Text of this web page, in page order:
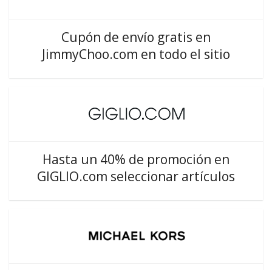
Cupón de envío gratis en
JimmyChoo.com en todo el sitio
Hasta un 40% de promoción en
GIGLIO.com seleccionar artículos